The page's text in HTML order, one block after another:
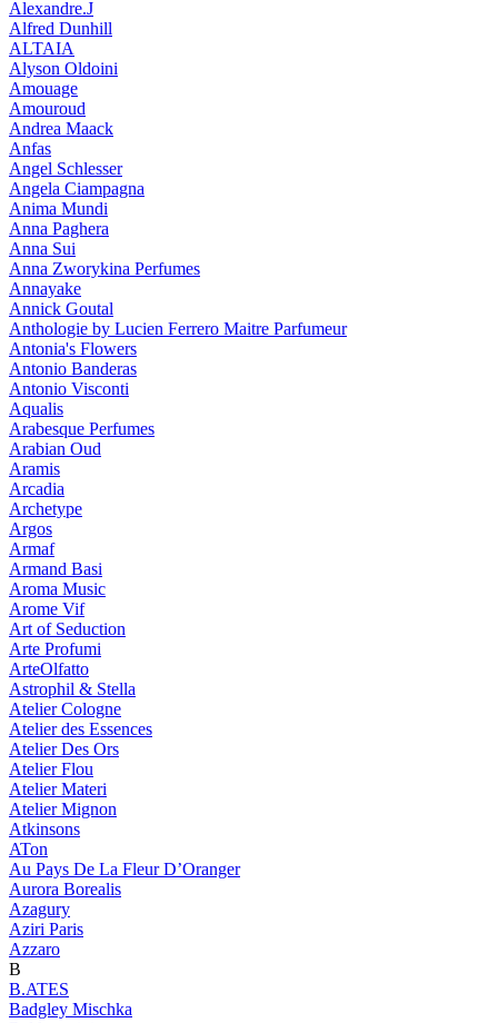
Alexandre.J
Alfred Dunhill
ALTAIA
Alyson Oldoini
Amouage
Amouroud
Andrea Maack
Anfas
Angel Schlesser
Angela Ciampagna
Anima Mundi
Anna Paghera
Anna Sui
Anna Zworykina Perfumes
Annayake
Annick Goutal
Anthologie by Lucien Ferrero Maitre Parfumeur
Antonia's Flowers
Antonio Banderas
Antonio Visconti
Aqualis
Arabesque Perfumes
Arabian Oud
Aramis
Arcadia
Archetype
Argos
Armaf
Armand Basi
Aroma Music
Arome Vif
Art of Seduction
Arte Profumi
ArteOlfatto
Astrophil & Stella
Atelier Cologne
Atelier des Essences
Atelier Des Ors
Atelier Flou
Atelier Materi
Atelier Mignon
Atkinsons
ATon
Au Pays De La Fleur D’Oranger
Aurora Borealis
Azagury
Aziri Paris
Azzaro
B
B.ATES
Badgley Mischka